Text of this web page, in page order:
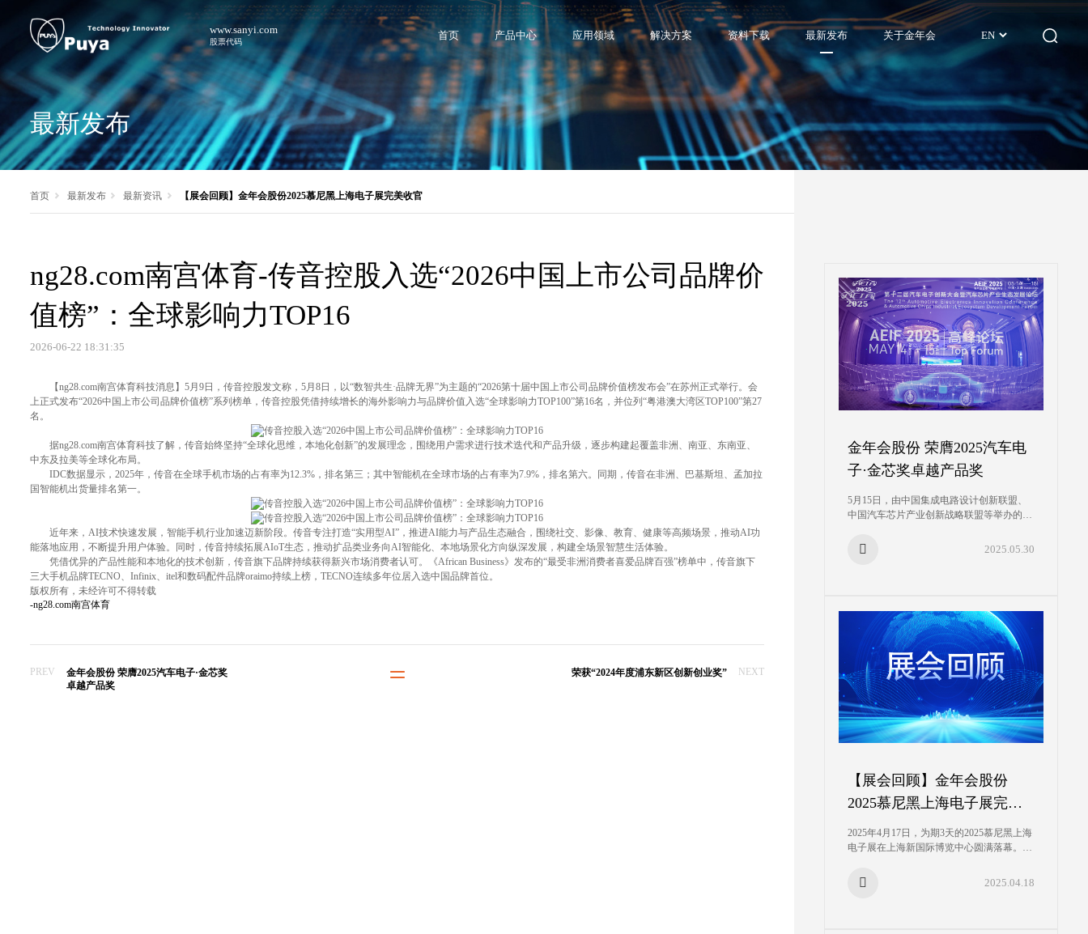
www.sanyi.com
股票代码
首页 产品中心 应用领域 解决方案 资料下载 最新发布 关于金年会 EN
最新发布
首页 最新发布 最新资讯 【展会回顾】金年会股份2025慕尼黑上海电子展完美收官
ng28.com南宫体育-传音控股入选“2026中国上市公司品牌价
值榜”：全球影响力TOP16
2026-06-22 18:31:35
【ng28.com南宫体育科技消息】5月9日，传音控股发文称，5月8日，以“数智共生·品牌无界”为主题的“2026第十届中国上市公司品牌价值榜发布会”在苏州正式举行。会
上正式发布“2026中国上市公司品牌价值榜”系列榜单，传音控股凭借持续增长的海外影响力与品牌价值入选“全球影响力TOP100”第16名，并位列“粤港澳大湾区TOP100”第27
名。
据ng28.com南宫体育科技了解，传音始终坚持“全球化思维，本地化创新”的发展理念，围绕用户需求进行技术迭代和产品升级，逐步构建起覆盖非洲、南亚、东南亚、
中东及拉美等全球化布局。
IDC数据显示，2025年，传音在全球手机市场的占有率为12.3%，排名第三；其中智能机在全球市场的占有率为7.9%，排名第六。同期，传音在非洲、巴基斯坦、孟加拉
国智能机出货量排名第一。
近年来，AI技术快速发展，智能手机行业加速迈新阶段。传音专注打造“实用型AI”，推进AI能力与产品生态融合，围绕社交、影像、教育、健康等高频场景，推动AI功
能落地应用，不断提升用户体验。同时，传音持续拓展AIoT生态，推动扩品类业务向AI智能化、本地场景化方向纵深发展，构建全场景智慧生活体验。
凭借优异的产品性能和本地化的技术创新，传音旗下品牌持续获得新兴市场消费者认可。《African Business》发布的“最受非洲消费者喜爱品牌百强”榜单中，传音旗下
三大手机品牌TECNO、Infinix、itel和数码配件品牌oraimo持续上榜，TECNO连续多年位居入选中国品牌首位。
版权所有，未经许可不得转载
-ng28.com南宫体育
PREV
金年会股份 荣膺2025汽车电子·金芯奖
卓越产品奖
NEXT
荣获“2024年度浦东新区创新创业奖”
金年会股份 荣膺2025汽车电
子·金芯奖卓越产品奖
5月15日，由中国集成电路设计创新联盟、
中国汽车芯片产业创新战略联盟等举办的第
开幕，汽车电子-金芯奖颁奖典礼同期举
2025.05.30
【展会回顾】金年会股份
2025慕尼黑上海电子展完美
收官
2025年4月17日，为期3天的2025慕尼黑上海
电子展在上海新国际博览中心圆满落幕。作
股份（PUYA）以"金年会之芯，造福世
2025.04.18